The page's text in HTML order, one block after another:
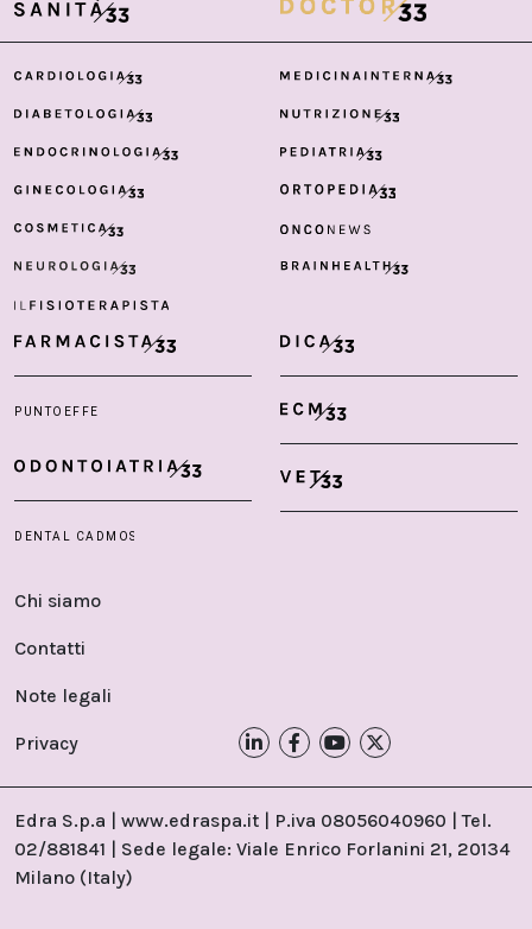
Chi siamo
Contatti
Note legali
Privacy
Edra S.p.a | www.edraspa.it | P.iva 08056040960 | Tel.
02/881841 | Sede legale: Viale Enrico Forlanini 21, 20134
Milano (Italy)